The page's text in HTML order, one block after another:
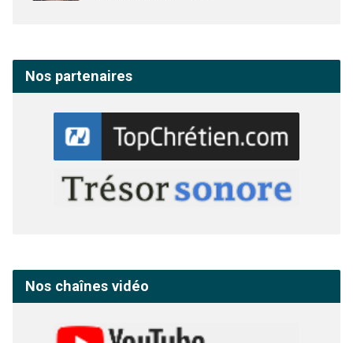
Nos partenaires
Nos chaînes vidéo